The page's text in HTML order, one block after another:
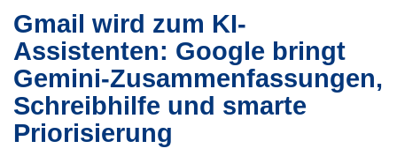
Gmail wird zum KI-
Assistenten: Google bringt
Gemini-Zusammenfassungen,
Schreibhilfe und smarte
Priorisierung